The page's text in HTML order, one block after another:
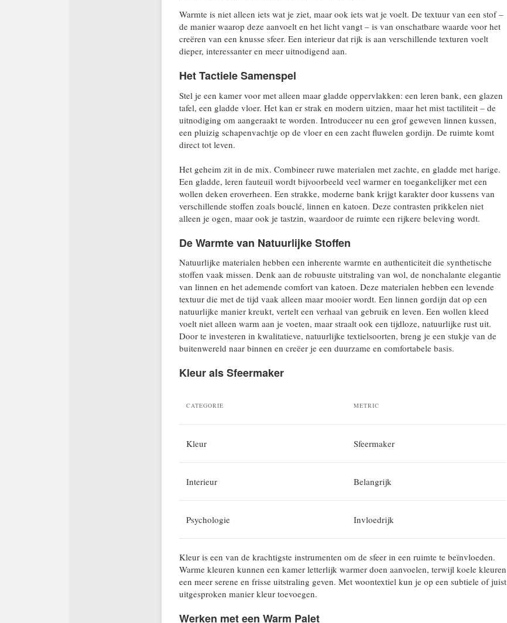
Warmte is niet alleen iets wat je ziet, maar ook iets wat je voelt. De textuur van een stof –
de manier waarop deze aanvoelt en het licht vangt – is van onschatbare waarde voor het
creëren van een knusse sfeer. Een interieur dat rijk is aan verschillende texturen voelt
dieper, interessanter en meer uitnodigend aan.
Het Tactiele Samenspel
Stel je een kamer voor met alleen maar gladde oppervlakken: een leren bank, een glazen
tafel, een gladde vloer. Het kan er strak en modern uitzien, maar het mist tactiliteit – de
uitnodiging om aangeraakt te worden. Introduceer nu een grof geweven linnen kussen,
een pluizig schapenvachtje op de vloer en een zacht fluwelen gordijn. De ruimte komt
direct tot leven.
Het geheim zit in de mix. Combineer ruwe materialen met zachte, en gladde met harige.
Een gladde, leren fauteuil wordt bijvoorbeeld veel warmer en toegankelijker met een
wollen deken eroverheen. Een strakke, moderne bank krijgt karakter door kussens van
verschillende stoffen zoals bouclé, linnen en katoen. Deze contrasten prikkelen niet
alleen je ogen, maar ook je tastzin, waardoor de ruimte een rijkere beleving wordt.
De Warmte van Natuurlijke Stoffen
Natuurlijke materialen hebben een inherente warmte en authenticiteit die synthetische
stoffen vaak missen. Denk aan de robuuste uitstraling van wol, de nonchalante elegantie
van linnen en het ademende comfort van katoen. Deze materialen hebben een levende
textuur die met de tijd vaak alleen maar mooier wordt. Een linnen gordijn dat op een
natuurlijke manier kreukt, vertelt een verhaal van gebruik en leven. Een wollen kleed
voelt niet alleen warm aan je voeten, maar straalt ook een tijdloze, natuurlijke rust uit.
Door te investeren in kwalitatieve, natuurlijke textielsoorten, breng je een stukje van de
buitenwereld naar binnen en creëer je een duurzame en comfortabele basis.
Kleur als Sfeermaker
CATEGORIE METRIC
Kleur Sfeermaker
Interieur Belangrijk
Psychologie Invloedrijk
Kleur is een van de krachtigste instrumenten om de sfeer in een ruimte te beïnvloeden.
Warme kleuren kunnen een kamer letterlijk warmer doen aanvoelen, terwijl koele kleuren
een meer serene en frisse uitstraling geven. Met woontextiel kun je op een subtiele of juist
uitgesproken manier kleur toevoegen.
Werken met een Warm Palet